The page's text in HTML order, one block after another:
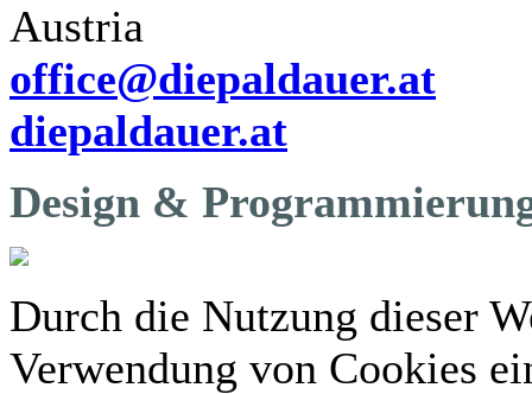
Austria
office@diepaldauer.at
diepaldauer.at
Design &
Durch die Nutzung dieser
Verwendung von Cookies